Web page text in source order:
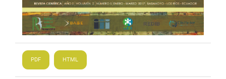
PDF HTML